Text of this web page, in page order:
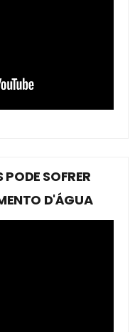
SOFRER
D'ÁGUA